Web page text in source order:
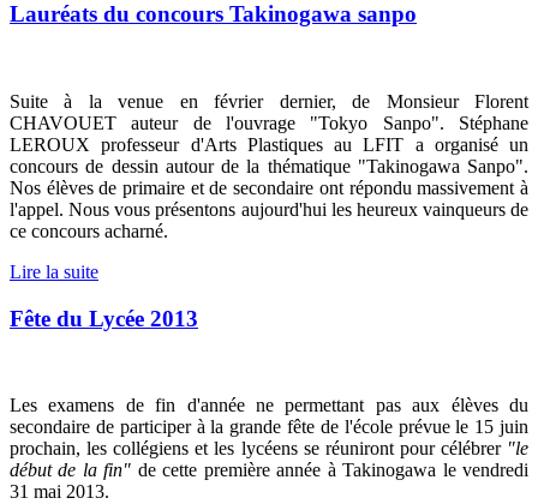
Lauréats du concours Takinogawa sanpo
Suite à la venue en février dernier, de Monsieur Florent
CHAVOUET auteur de l'ouvrage "Tokyo Sanpo". Stéphane
LEROUX professeur d'Arts Plastiques au LFIT a organisé un
concours de dessin autour de la thématique "Takinogawa Sanpo".
Nos élèves de primaire et de secondaire ont répondu massivement à
l'appel. Nous vous présentons aujourd'hui les heureux vainqueurs de
ce concours acharné.
Lire la suite
Fête du Lycée 2013
Les examens de fin d'année ne permettant pas aux élèves du
secondaire de participer à la grande fête de l'école prévue le 15 juin
prochain, les collégiens et les lycéens se réuniront pour célébrer "le
début de la fin" de cette première année à Takinogawa le vendredi
31 mai 2013.